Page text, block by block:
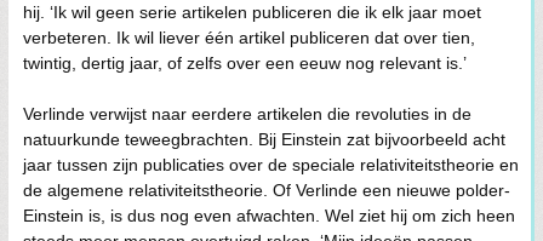
hij. ‘Ik wil geen serie artikelen publiceren die ik elk jaar moet
verbeteren. Ik wil liever één artikel publiceren dat over tien,
twintig, dertig jaar, of zelfs over een eeuw nog relevant is.’
Verlinde verwijst naar eerdere artikelen die revoluties in de
natuurkunde teweegbrachten. Bij Einstein zat bijvoorbeeld acht
jaar tussen zijn publicaties over de speciale relativiteitstheorie en
de algemene relativiteitstheorie. Of Verlinde een nieuwe polder-
Einstein is, is dus nog even afwachten. Wel ziet hij om zich heen